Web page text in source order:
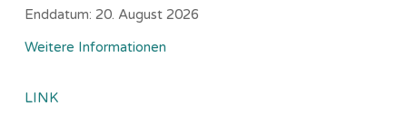
Enddatum: 20. August 2026
Weitere Informationen
LINK